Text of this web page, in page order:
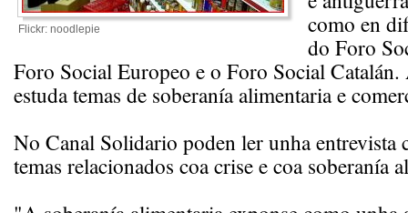
Flickr: noodlepie
como en
do Foro
Foro Social Europeo e o Foro Social Catalán.
estuda temas de soberanía alimentaria e
No Canal Solidario poden ler unha entrevista
temas relacionados coa crise e coa soberanía